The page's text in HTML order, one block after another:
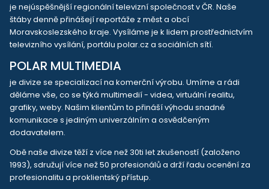
je nejúspěšnější regionální televizní společnost v ČR. Naše
štáby denně přinášejí reportáže z měst a obcí
Moravskoslezského kraje. Vysíláme je k lidem prostřednictvím
televizního vysílání, portálu polar.cz a sociálních sítí.
POLAR MULTIMEDIA
je divize se specializací na komerční výrobu. Umíme a rádi
děláme vše, co se týká multimedií - videa, virtuální realitu,
grafiky, weby. Našim klientům to přináší výhodu snadné
komunikace s jediným univerzálním a osvědčeným
dodavatelem.
Obě naše divize těží z více než 30ti let zkušeností (založeno
1993), sdružují více než 50 profesionálů a drží řadu ocenění za
profesionalitu a proklientský přístup.